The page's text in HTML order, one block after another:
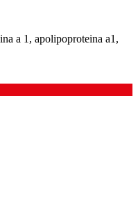
a 1, apolipoproteina a1,